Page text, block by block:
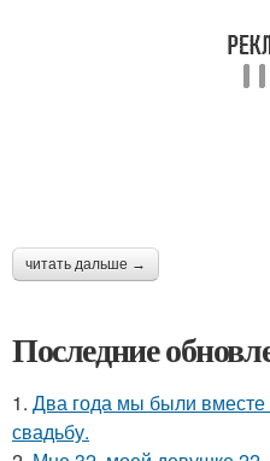
читать дальше →
Последние
1. Два года мы были вместе
свадьбу.